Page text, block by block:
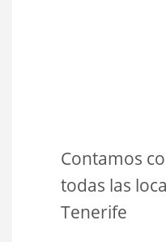
Contamos
todas las
Tenerife